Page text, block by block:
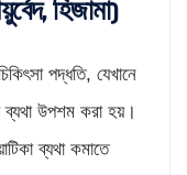
হিজামা)
পদ্ধতি, যেখানে
ব্যথা উপশম করা হয়।
ব্যথা কমাতে